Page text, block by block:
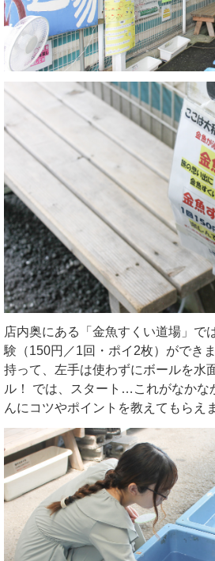
店内奥にある「金魚すくい道場」で
験（150円／1回・ポイ2枚）ができ
持って、左手は使わずにボールを水
ル！ では、スタート…これがなかな
んにコツやポイントを教えてもらえ